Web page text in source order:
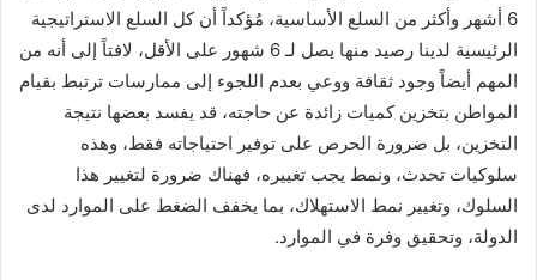
6 أشهر وأكثر من السلع الأساسية، مُؤكداً أن كل السلع الاستراتيجية
الرئيسية لدينا رصيد منها يصل لـ 6 شهور على الأقل، لافتاً إلى أنه من
المهم أيضاً وجود ثقافة ووعي بعدم اللجوء إلى ممارسات ترتبط بقيام
المواطن بتخزين كميات زائدة عن حاجته، قد يفسد بعضها نتيجة
التخزين، بل ضرورة الحرص على توفير احتياجاته فقط، وهذه
سلوكيات تحدث، ونمط يجب تغييره، فهناك ضرورة لتغيير هذا
السلوك، وتغيير نمط الاستهلاك، بما يخفف الضغط على الموارد لدى
الدولة، وتحقيق وفرة في الموارد.